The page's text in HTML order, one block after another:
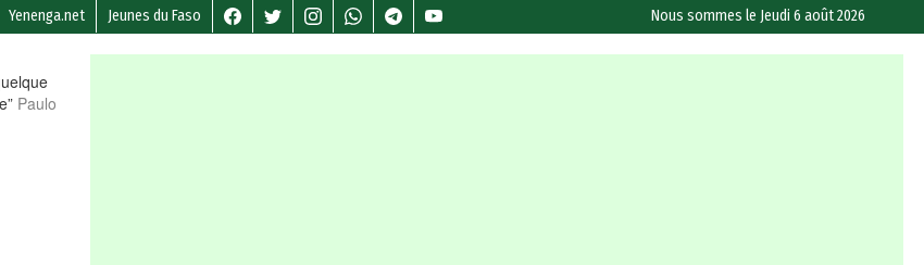
Yenenga.net Jeunes du Faso Nous sommes le Jeudi 6 août 2026
Paulo